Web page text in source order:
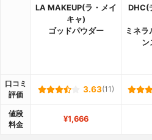
LA MAKEUP(ラ・メイ
キャ)
ゴッドパウダー
DHC(
ミネラ
ン
口コミ
評価
3.63(11)
値段
料金
¥1,666